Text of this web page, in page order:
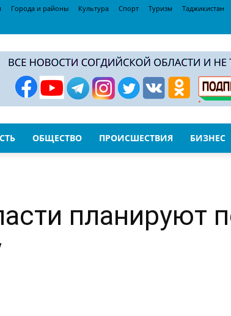
Города и районы Культура Спорт Туризм Таджикистан
ОБЩЕСТВО ПРОИСШЕСТВИЯ БИЗНЕС
планируют